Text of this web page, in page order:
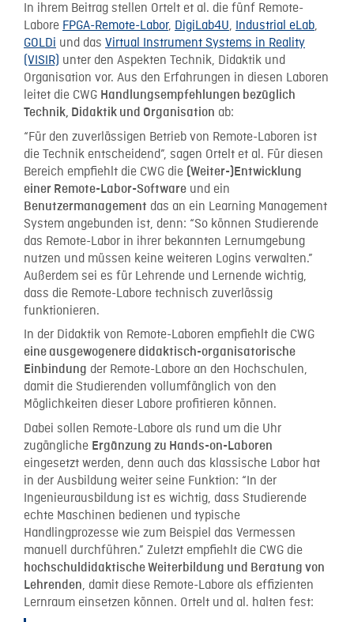
In ihrem Beitrag stellen Ortelt et al. die fünf Remote-
Labore FPGA-Remote-Labor, DigiLab4U, Industrial eLab,
GOLDi und das Virtual Instrument Systems in Reality
(VISIR) unter den Aspekten Technik, Didaktik und
Organisation vor. Aus den Erfahrungen in diesen Laboren
leitet die CWG Handlungsempfehlungen bezüglich
Technik, Didaktik und Organisation ab:
“Für den zuverlässigen Betrieb von Remote-Laboren ist
die Technik entscheidend”, sagen Ortelt et al. Für diesen
Bereich empfiehlt die CWG die (Weiter-)Entwicklung
einer Remote-Labor-Software und ein
Benutzermanagement das an ein Learning Management
System angebunden ist, denn: “So können Studierende
das Remote-Labor in ihrer bekannten Lernumgebung
nutzen und müssen keine weiteren Logins verwalten.”
Außerdem sei es für Lehrende und Lernende wichtig,
dass die Remote-Labore technisch zuverlässig
funktionieren.
In der Didaktik von Remote-Laboren empfiehlt die CWG
eine ausgewogenere didaktisch-organisatorische
Einbindung der Remote-Labore an den Hochschulen,
damit die Studierenden vollumfänglich von den
Möglichkeiten dieser Labore profitieren können.
Dabei sollen Remote-Labore als rund um die Uhr
zugängliche Ergänzung zu Hands-on-Laboren
eingesetzt werden, denn auch das klassische Labor hat
in der Ausbildung weiter seine Funktion: “In der
Ingenieurausbildung ist es wichtig, dass Studierende
echte Maschinen bedienen und typische
Handlingprozesse wie zum Beispiel das Vermessen
manuell durchführen.” Zuletzt empfiehlt die CWG die
hochschuldidaktische Weiterbildung und Beratung von
Lehrenden, damit diese Remote-Labore als effizienten
Lernraum einsetzen können. Ortelt und al. halten fest: